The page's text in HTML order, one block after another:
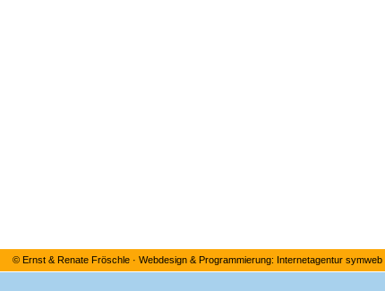
© Ernst & Renate Fröschle· Webdesign & Programmierung: Internetagentur symweb